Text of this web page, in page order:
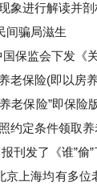
象进行解读并
间骗局滋生
国保监会下发《
老保险(即以房
老保险”即保
约定条件领取
刊发了《谁”偷
京上海均有多位